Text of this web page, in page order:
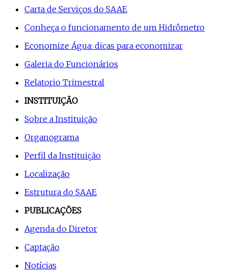
Carta de Serviços do SAAE
Conheça o funcionamento de um Hidrômetro
Economize Água: dicas para economizar
Galeria do Funcionários
Relatorio Trimestral
INSTITUIÇÃO
Sobre a Instituição
Organograma
Perfil da Instituição
Localização
Estrutura do SAAE
PUBLICAÇÕES
Agenda do Diretor
Captação
Notícias